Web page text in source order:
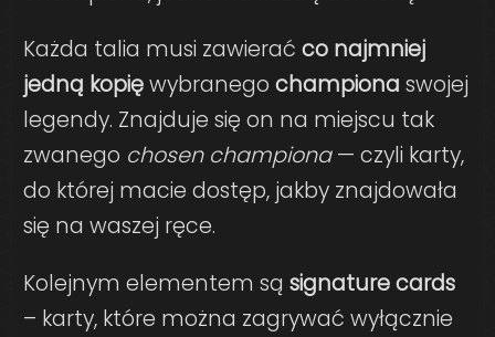
Każda talia musi zawierać co najmniej
jedną kopięwybranego championa swojej
legendy. Znajduje się on na miejscu tak
zwanego chosen championa— czyli karty,
do której macie dostęp, jakby znajdowała
się na waszej ręce.
Kolejnym elementem są signature cards
– karty, które można zagrywać wyłącznie